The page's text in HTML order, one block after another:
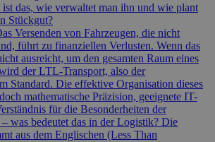
das, wie verwaltet man ihn und wie plant
Stückgut?
Versenden von Fahrzeugen, die nicht
führt zu finanziellen Verlusten. Wenn das
ausreicht, um den gesamten Raum eines
der LTL-Transport, also der
Standard. Die effektive Organisation dieses
mathematische Präzision, geeignete IT-
für die Besonderheiten der
was bedeutet das in der Logistik? Die
aus dem Englischen (Less Than